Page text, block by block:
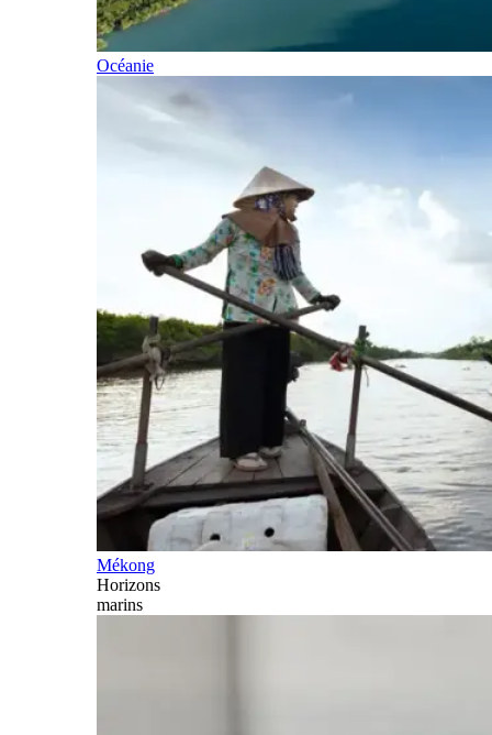
Océanie
Mékong
Horizons
marins